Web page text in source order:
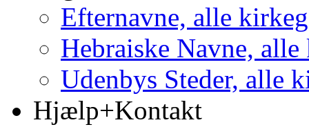
Efternavne, alle
Hebraiske Navne,
Udenbys Steder, alle
Hjælp+Kontakt